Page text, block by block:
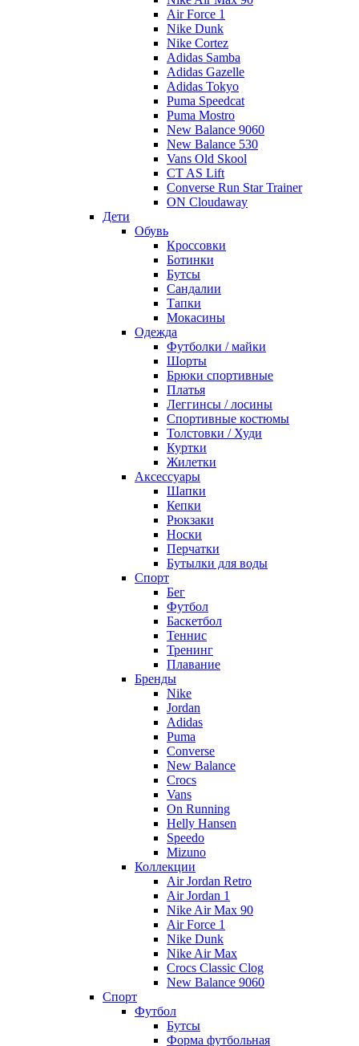
Air Force 1
Nike Dunk
Nike Cortez
Adidas Samba
Adidas Gazelle
Adidas Tokyo
Puma Speedcat
Puma Mostro
New Balance 9060
New Balance 530
Vans Old Skool
CT AS Lift
Converse Run Star Trainer
ON Cloudaway
Дети
Обувь
Кроссовки
Ботинки
Бутсы
Сандалии
Тапки
Мокасины
Одежда
Футболки / майки
Шорты
Брюки спортивные
Платья
Леггинсы / лосины
Спортивные костюмы
Толстовки / Худи
Куртки
Жилетки
Аксессуары
Шапки
Кепки
Рюкзаки
Носки
Перчатки
Бутылки для воды
Спорт
Бег
Футбол
Баскетбол
Теннис
Тренинг
Плавание
Бренды
Nike
Jordan
Adidas
Puma
Converse
New Balance
Crocs
Vans
On Running
Helly Hansen
Speedo
Mizuno
Коллекции
Air Jordan Retro
Air Jordan 1
Nike Air Max 90
Air Force 1
Nike Dunk
Nike Air Max
Crocs Classic Clog
New Balance 9060
Спорт
Футбол
Бутсы
Форма футбольная